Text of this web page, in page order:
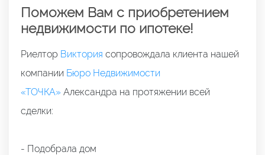
Поможем Вам с приобретением
недвижимости по ипотеке!
Риелтор Виктория сопровождала клиента нашей
компании Бюро Недвижимости
«ТОЧКА» Александра на протяжении всей
сделки:
- Подобрала дом